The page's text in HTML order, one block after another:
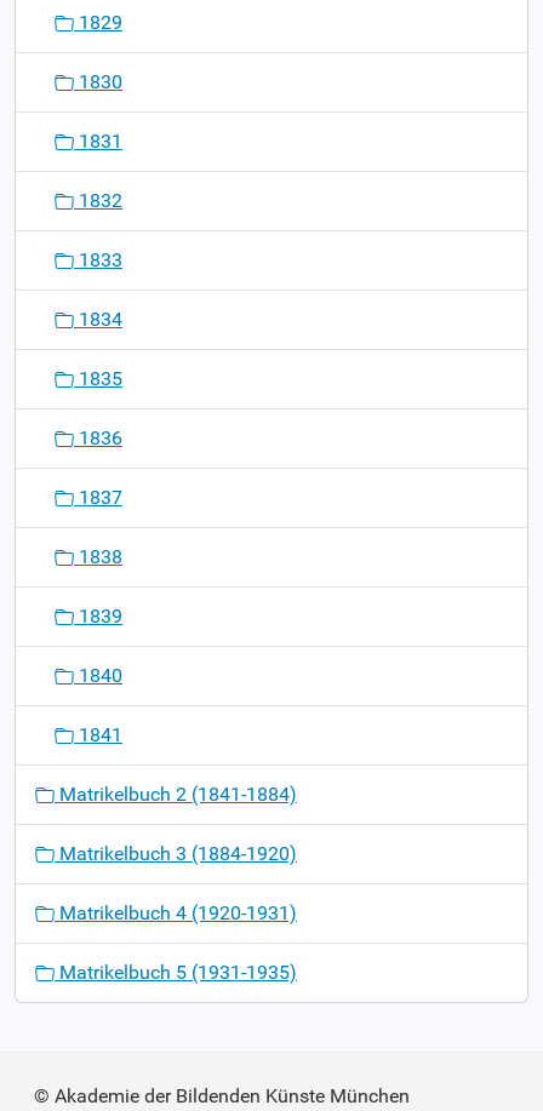
1829
1830
1831
1832
1833
1834
1835
1836
1837
1838
1839
1840
1841
Matrikelbuch 2 (1841-1884)
Matrikelbuch 3 (1884-1920)
Matrikelbuch 4 (1920-1931)
Matrikelbuch 5 (1931-1935)
© Akademie der Bildenden Künste München